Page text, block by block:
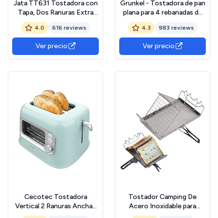
Jata TT631 Tostadora con
Tapa, Dos Ranuras Extra
Anchas, Con selector
electrónico de tostado, 6
posiciones, Cuerpo toque
frío, Bandeja recogemigas,
Centrado automático del
4.0 616 reviews
Ver precio
Grunkel - Tostadora de pan
plana para 4 rebanadas de
600w con 6 niveles de
temporizador y señal
acústica de finalización.
Incluye bandeja
recogemigas extraíble
4.3 983 reviews
Ver precio
Cecotec Tostadora
Vertical 2 Ranuras Anchas
RetroVision Blue. 700 W en
Tostador Camping De
Acero Inoxidable para
Acampar,Tostador de Pan